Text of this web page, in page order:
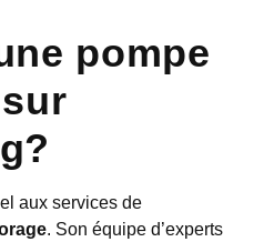
pompe
aux services de
. Son équipe d’experts